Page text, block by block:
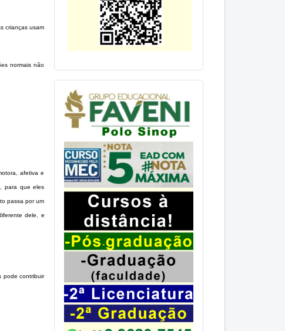
crianças usam
normais não
afetiva e
para que eles
passa por um
dele, e
pode contribuir